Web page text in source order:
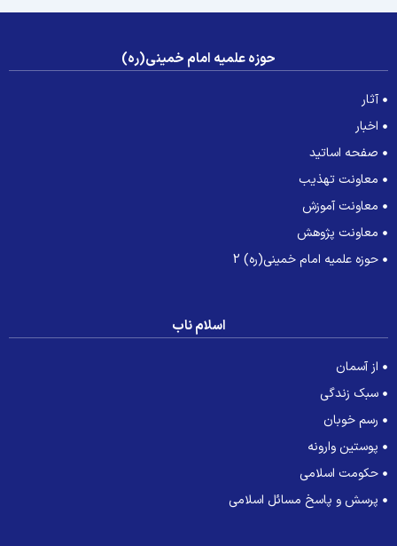
حوزه علمیه امام خمینی(ره)
آثار
اخبار
صفحه اساتید
معاونت تهذیب
معاونت آموزش
معاونت پژوهش
حوزه علمیه امام خمینی(ره) 2
اسلام ناب
از آسمان
سبک زندگی
رسم خوبان
پوستین وارونه
حکومت اسلامی
پرسش و پاسخ مسائل اسلامی